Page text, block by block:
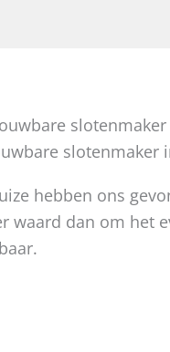
slotenmaker
hebben ons
waard dan om het